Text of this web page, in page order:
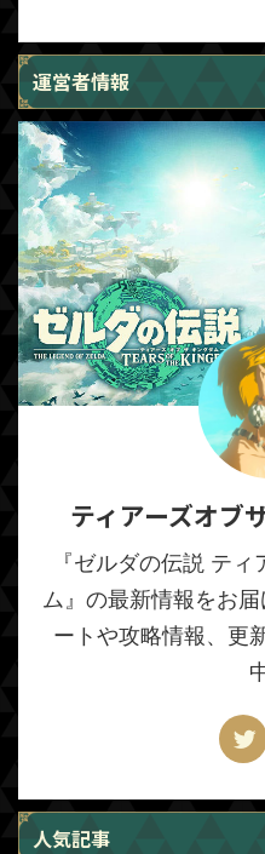
運営者情報
ティアーズオブ
『ゼルダの伝説 テ
ム』の最新情報をお
ートや攻略情報、更
人気記事